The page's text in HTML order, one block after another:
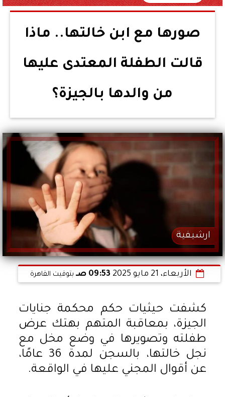
صورها مع ابن خالتها.. ماذا
قالت الطفلة المعتدى عليها
من والدها بالجيزة؟
ارشيفية
الأربعاء، 21 مايو 2025 09:53 صـ بتوقيت القاهرة
كشفت حيثيات حكم محكمة جنايات
الجيزة، بمعاقبة المتهم بهتك عرض
طفلته وتصويرها في وضع مخل مع
نجل خالتها، بالسجن لمدة 36 عامًا،
عن أقوال المجني عليها في الواقعة.